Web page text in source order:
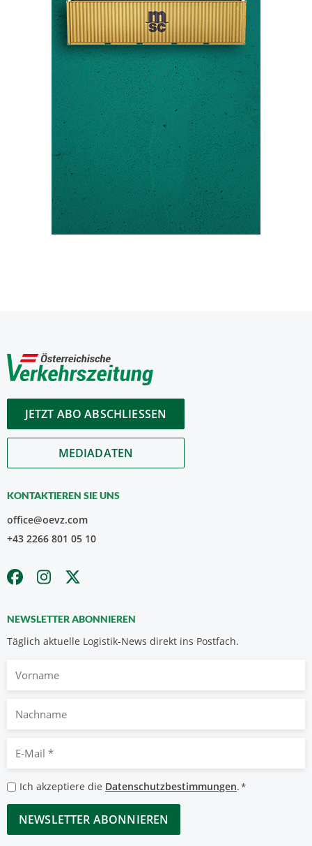
JETZT ABO ABSCHLIESSEN
MEDIADATEN
KONTAKTIEREN SIE UNS
office@oevz.com
+43 2266 801 05 10
NEWSLETTER ABONNIEREN
Täglich aktuelle Logistik-News direkt ins Postfach.
Vorname
Nachname
Mail
*
Datenschutzbestimmungen
*
Ich akzeptiere die Datenschutzbestimmungen.*
CAPTCHA